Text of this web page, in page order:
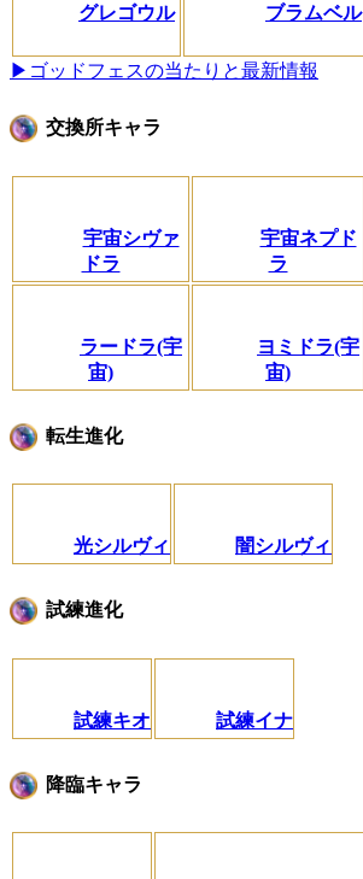
グレゴウル ブラムベル
▶ゴッドフェスの当たりと最新情報
交換所キャラ
宇宙シヴァ
ドラ
宇宙ネプド
ラ
ラードラ(宇
宙)
ヨミドラ(宇
宙)
転生進化
光シルヴィ 闇シルヴィ
試練進化
試練キオ 試練イナ
降臨キャラ